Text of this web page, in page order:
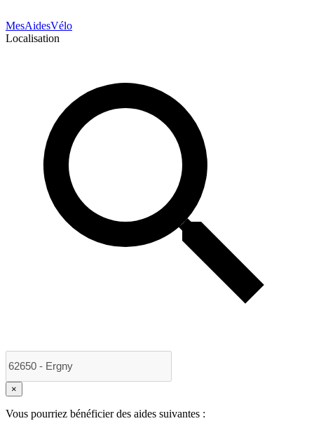
MesAidesVélo
Localisation
×
Vous pourriez bénéficier des aides suivantes :